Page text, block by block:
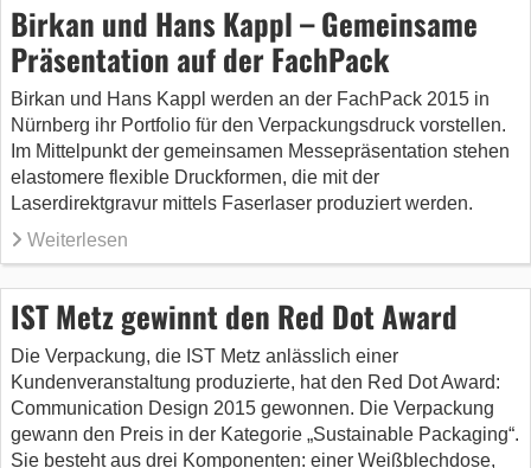
Birkan und Hans Kappl – Gemeinsame
Präsentation auf der FachPack
Birkan und Hans Kappl werden an der FachPack 2015 in
Nürnberg ihr Portfolio für den Verpackungsdruck vorstellen.
Im Mittelpunkt der gemeinsamen Messepräsentation stehen
elastomere flexible Druckformen, die mit der
Laserdirektgravur mittels Faserlaser produziert werden.
Weiterlesen
IST Metz gewinnt den Red Dot Award
Die Verpackung, die IST Metz anlässlich einer
Kundenveranstaltung produzierte, hat den Red Dot Award:
Communication Design 2015 gewonnen. Die Verpackung
gewann den Preis in der Kategorie „Sustainable Packaging“.
Sie besteht aus drei Komponenten: einer Weißblechdose,